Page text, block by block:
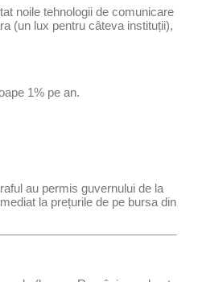
noile tehnologii de comunicare
(un lux pentru câteva instituții),
1% pe an.
au permis guvernului de la
la prețurile de pe bursa din